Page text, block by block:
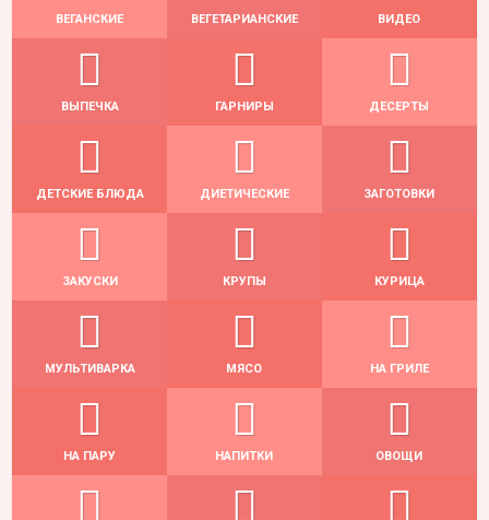
ВЕГАНСКИЕ ВЕГЕТАРИАНСКИЕ ВИДЕО
ВЫПЕЧКА ГАРНИРЫ ДЕСЕРТЫ
ДЕТСКИЕ БЛЮДА ДИЕТИЧЕСКИЕ ЗАГОТОВКИ
ЗАКУСКИ КРУПЫ КУРИЦА
МУЛЬТИВАРКА МЯСО НА ГРИЛЕ
НА ПАРУ НАПИТКИ ОВОЩИ